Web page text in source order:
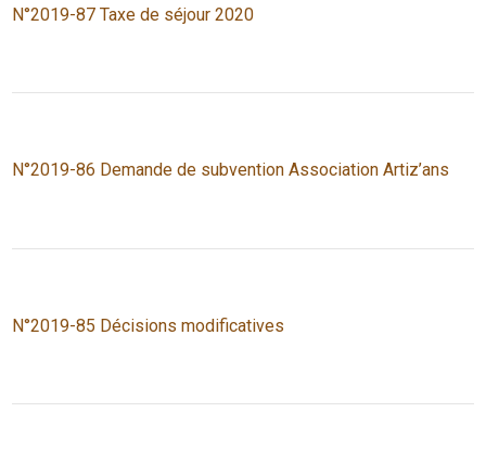
N°2019-87 Taxe de séjour 2020
N°2019-86 Demande de subvention Association Artiz’ans
N°2019-85 Décisions modificatives